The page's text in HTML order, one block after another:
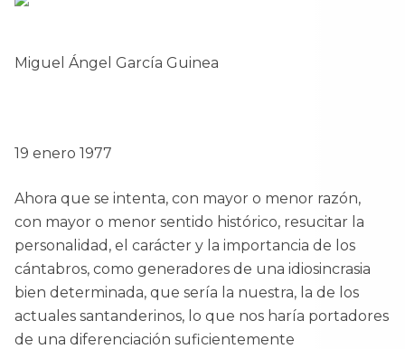
Miguel Ángel García Guinea
19 enero 1977
Ahora que se intenta, con mayor o menor razón,
con mayor o menor sentido histórico, resucitar la
personalidad, el carácter y la importancia de los
cántabros, como generadores de una idiosincrasia
bien determinada, que sería la nuestra, la de los
actuales santanderinos, lo que nos haría portadores
de una diferenciación suficientemente